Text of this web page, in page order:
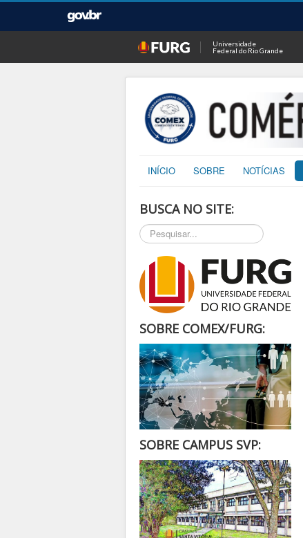
Universidade
Federal do Rio Grande
INÍCIO SOBRE NOTÍCIAS
BUSCA NO SITE:
Pesquisar...
SOBRE COMEX/FURG:
SOBRE CAMPUS SVP: